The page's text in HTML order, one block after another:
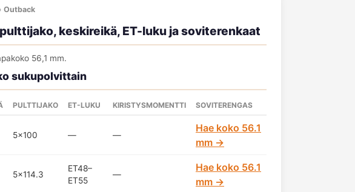
› Outback
keskireikä, ET-luku ja soviterenkaat
56,1 mm.
sukupolvittain
PULTTIJAKO ET-LUKU KIRISTYSMOMENTTI SOVITERENGAS
5x100 — —
Hae koko 56.1
mm →
5x114.3
ET48–
ET55
—
Hae koko 56.1
mm →